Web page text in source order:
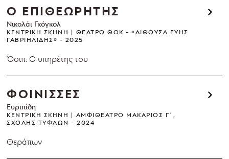
Ο ΕΠΙΘΕΩΡΗΤΗΣ
Νικολάι Γκόγκολ
ΚΕΝΤΡΙΚΉ ΣΚΗΝΉ
ΘΈΑΤΡΟ ΘΟΚ - «ΑΊΘΟΥΣΑ ΕΎΗΣ
ΓΑΒΡΙΗΛΊΔΗΣ»
2025
Όσιπ: Ο υπηρέτης του
ΦΟΙΝΙΣΣΕΣ
Ευριπίδη
ΚΕΝΤΡΙΚΉ ΣΚΗΝΉ
ΑΜΦΙΘΈΑΤΡΟ ΜΑΚΆΡΙΟΣ Γ΄,
ΣΧΟΛΉΣ ΤΥΦΛΏΝ
2024
Θεράπων